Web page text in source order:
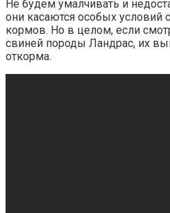
Не будем умалчивать и
они касаются особых условий
кормов. Но в целом, если
свиней породы Ландрас, их
откорма.